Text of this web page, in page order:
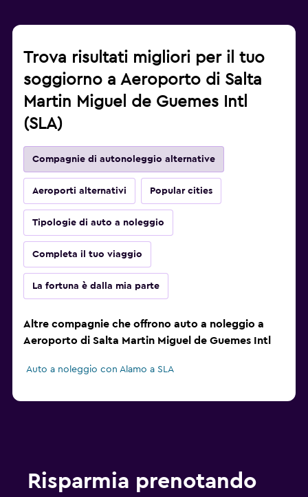
Trova risultati migliori per il tuo
soggiorno a Aeroporto di Salta
Martin Miguel de Guemes Intl
(SLA)
Compagnie di autonoleggio alternative
Aeroporti alternativi Popular cities
Tipologie di auto a noleggio
Completa il tuo viaggio
La fortuna è dalla mia parte
Altre compagnie che offrono auto a noleggio a
Aeroporto di Salta Martin Miguel de Guemes Intl
Auto a noleggio con Alamo a SLA
Risparmia prenotando